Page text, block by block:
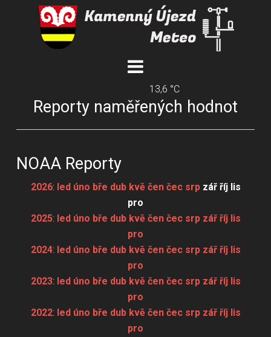
13,6 °C
Reporty naměřených hodnot
NOAA Reporty
2026: led úno bře dub kvě čen čec srp zář říj lis
pro
2025: led úno bře dub kvě čen čec srp zář říj lis
pro
2024: led úno bře dub kvě čen čec srp zář říj lis
pro
2023: led úno bře dub kvě čen čec srp zář říj lis
pro
2022: led úno bře dub kvě čen čec srp zář říj lis
pro